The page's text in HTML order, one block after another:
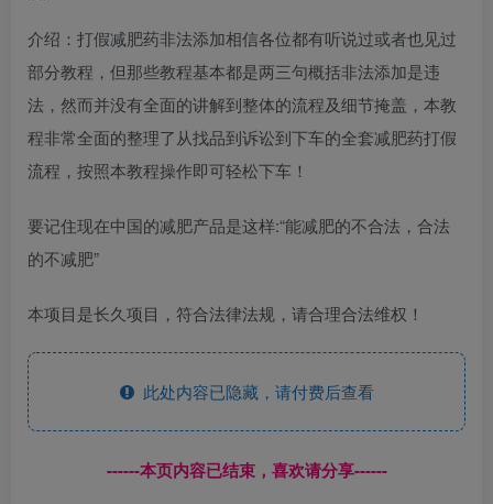
介绍：打假减肥药非法添加相信各位都有听说过或者也见过
部分教程，但那些教程基本都是两三句概括非法添加是违
法，然而并没有全面的讲解到整体的流程及细节掩盖，本教
程非常全面的整理了从找品到诉讼到下车的全套减肥药打假
流程，按照本教程操作即可轻松下车！
要记住现在中国的减肥产品是这样:“能减肥的不合法，合法
的不减肥”
本项目是长久项目，符合法律法规，请合理合法维权！
此处内容已隐藏，请付费后查看
------本页内容已结束，喜欢请分享------